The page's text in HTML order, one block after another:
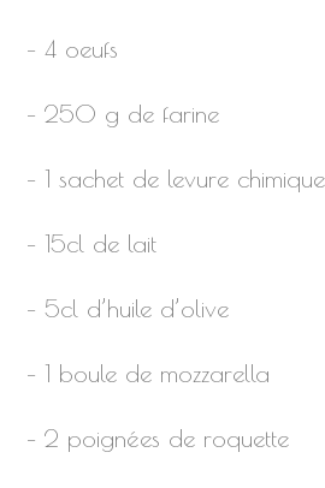
– 4 oeufs
– 250 g de farine
– 1 sachet de levure chimique
– 15cl de lait
– 5cl d’huile d’olive
– 1 boule de mozzarella
– 2 poignées de roquette